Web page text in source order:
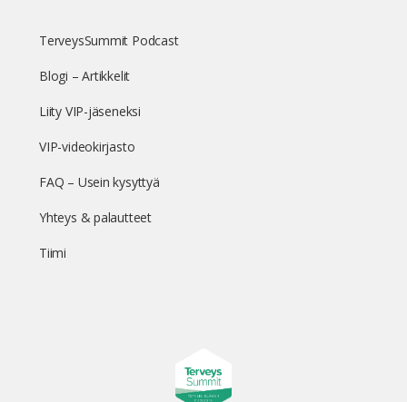
TerveysSummit Podcast
Blogi – Artikkelit
Liity VIP-jäseneksi
VIP-videokirjasto
FAQ – Usein kysyttyä
Yhteys & palautteet
Tiimi